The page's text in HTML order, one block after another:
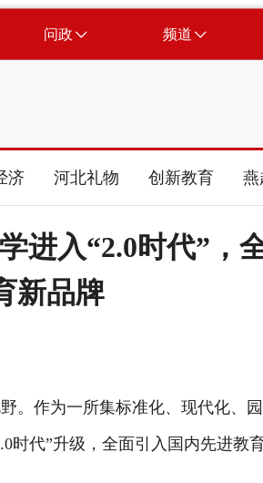
问政 频道
济 河北礼物 创新教育 燕
进入“2.0时代”，
新品牌
。作为一所集标准化、现代化、
时代”升级，全面引入国内先进教